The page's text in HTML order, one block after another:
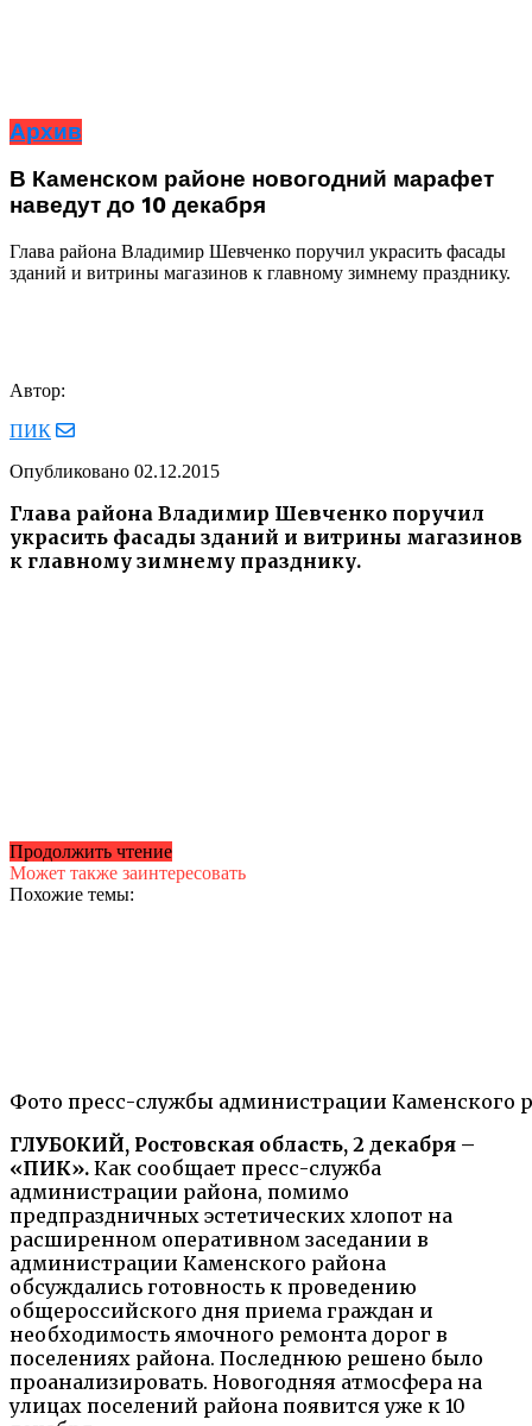
Архив
В Каменском районе новогодний марафет
наведут до 10 декабря
Глава района Владимир Шевченко поручил украсить фасады
зданий и витрины магазинов к главному зимнему празднику.
Автор:
ПИК
Опубликовано 02.12.2015
Глава района Владимир Шевченко поручил
украсить фасады зданий и витрины магазинов
к главному зимнему празднику.
Фото пресс-службы администрации Каменского
ГЛУБОКИЙ, Ростовская область, 2 декабря –
«ПИК». Как сообщает пресс-служба
администрации района, помимо
предпраздничных эстетических хлопот на
расширенном оперативном заседании в
администрации Каменского района
обсуждались готовность к проведению
общероссийского дня приема граждан и
необходимость ямочного ремонта дорог в
поселениях района. Последнюю решено было
проанализировать. Новогодняя атмосфера на
улицах поселений района появится уже к 10
Продолжить чтение
Может также заинтересовать
Похожие темы: